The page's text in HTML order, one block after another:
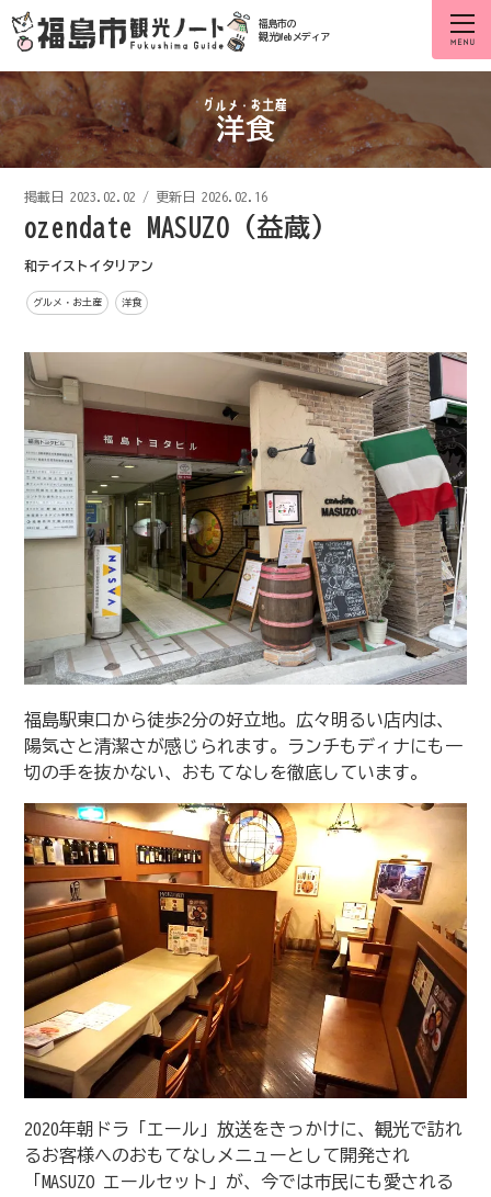
福島市の
観光Webメディア
洋食
掲載日 2023.02.02 / 更新日 2026.02.16
ozendate MASUZO (益蔵)
和テイストイタリアン
グルメ・お土産 洋食
福島駅東口から徒歩2分の好立地。広々明るい店内は、
陽気さと清潔さが感じられます。ランチもディナにも一
切の手を抜かない、おもてなしを徹底しています。
2020年朝ドラ「エール」放送をきっかけに、観光で訪れ
るお客様へのおもてなしメニューとして開発され
「MASUZO エールセット」が、今では市民にも愛される